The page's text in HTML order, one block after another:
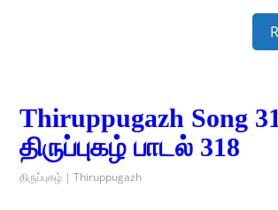
Thiruppugazh Song
திருப்புகழ் பாடல் 318
திருப்புகழ் | Thiruppugazh